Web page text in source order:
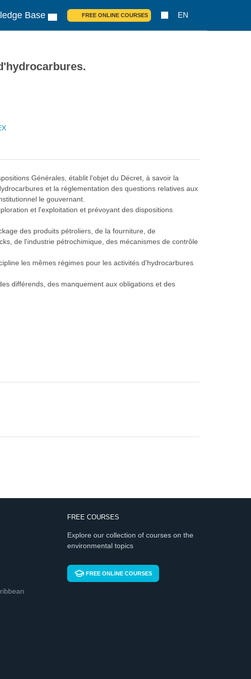
Base FREE ONLINE COURSES EN
Générales, établit l'objet du Décret, à savoir la
et la réglementation des questions relatives aux
le gouvernant.
et l'exploitation et prévoyant des dispositions
des produits pétroliers, de la fourniture, de
de l'industrie pétrochimique, des mécanismes de contrôle
les mêmes régimes pour les activités d'hydrocarbures
différends, des manquement aux obligations et des
FREE COURSES
Explore our collection of courses on the
environmental topics
FREE ONLINE COURSES